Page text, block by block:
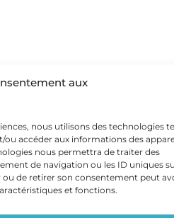
aux
nous utilisons des technologies
ou accéder aux informations des
nous permettra de traiter des
de navigation ou les ID uniques
ou de retirer son consentement peut
et fonctions.